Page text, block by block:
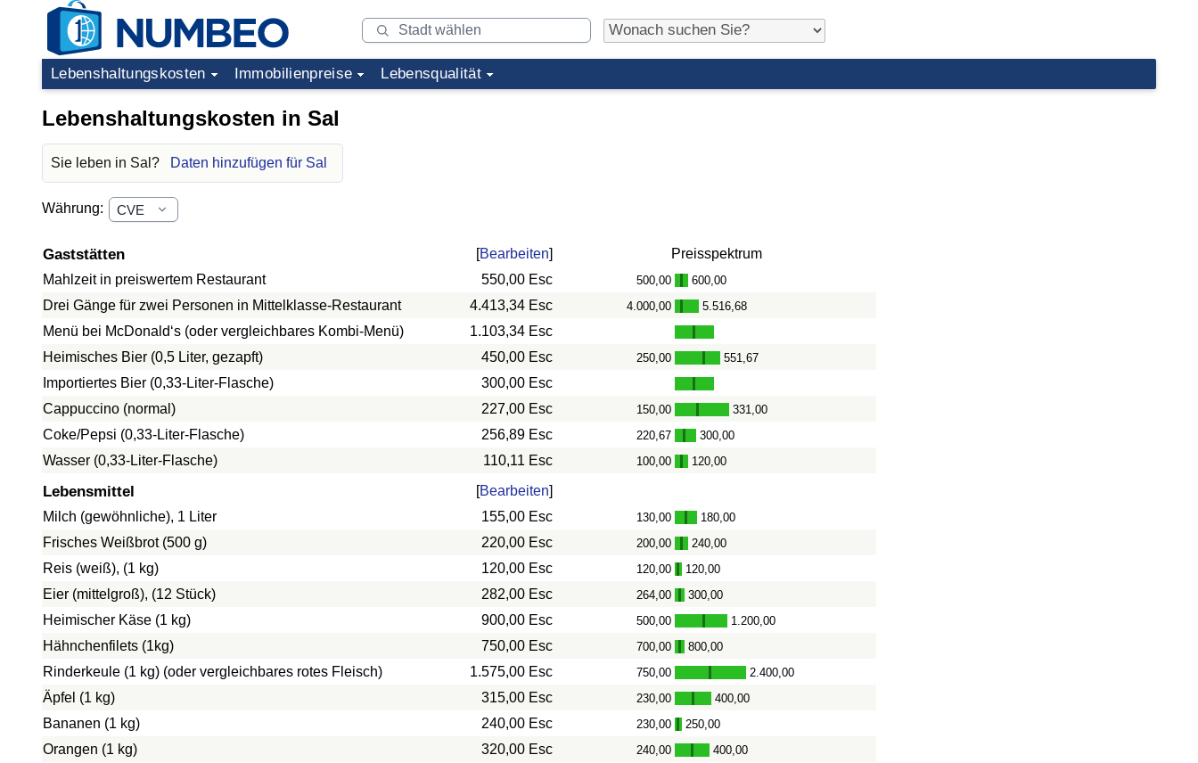
Lebenshaltungskosten Immobilienpreise Lebensqualität
Lebenshaltungskosten in Sal
Sie leben in Sal? Daten hinzufügen für Sal
Währung:
Gaststätten [Bearbeiten]
Preisspektrum
Mahlzeit in preiswertem Restaurant
550,00 Esc 500,00 - 600,00
Drei Gänge für zwei Personen in Mittelklasse-Restaurant 4.413,34 Esc 4.000,00 - 5.516,68
Menü bei McDonald‘s (oder vergleichbares Kombi-Menü)
1.103,34 Esc
Heimisches Bier (0,5 Liter, gezapft)
450,00 Esc 250,00 - 551,67
Importiertes Bier (0,33-Liter-Flasche)
300,00 Esc
Cappuccino (normal)
227,00 Esc 150,00 - 331,00
Coke/Pepsi (0,33-Liter-Flasche) 256,89 Esc 220,67 - 300,00
Wasser (0,33-Liter-Flasche) 110,11 Esc 100,00 - 120,00
Lebensmittel [Bearbeiten]
Milch (gewöhnliche), 1 Liter
155,00 Esc 130,00 - 180,00
Frisches Weißbrot (500 g) 220,00 Esc 200,00 - 240,00
Reis (weiß), (1 kg) 120,00 Esc 120,00 - 120,00
Eier (mittelgroß), (12 Stück) 282,00 Esc 264,00 - 300,00
Heimischer Käse (1 kg) 900,00 Esc 500,00 - 1.200,00
Hähnchenfilets (1kg) 750,00 Esc 700,00 - 800,00
Rinderkeule (1 kg) (oder vergleichbares rotes Fleisch) 1.575,00 Esc 750,00 - 2.400,00
Äpfel (1 kg) 315,00 Esc 230,00 - 400,00
Bananen (1 kg) 240,00 Esc 230,00 - 250,00
Orangen (1 kg) 320,00 Esc 240,00 - 400,00